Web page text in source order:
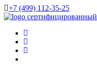
+7 (499) 112-35-25
сертифицированный